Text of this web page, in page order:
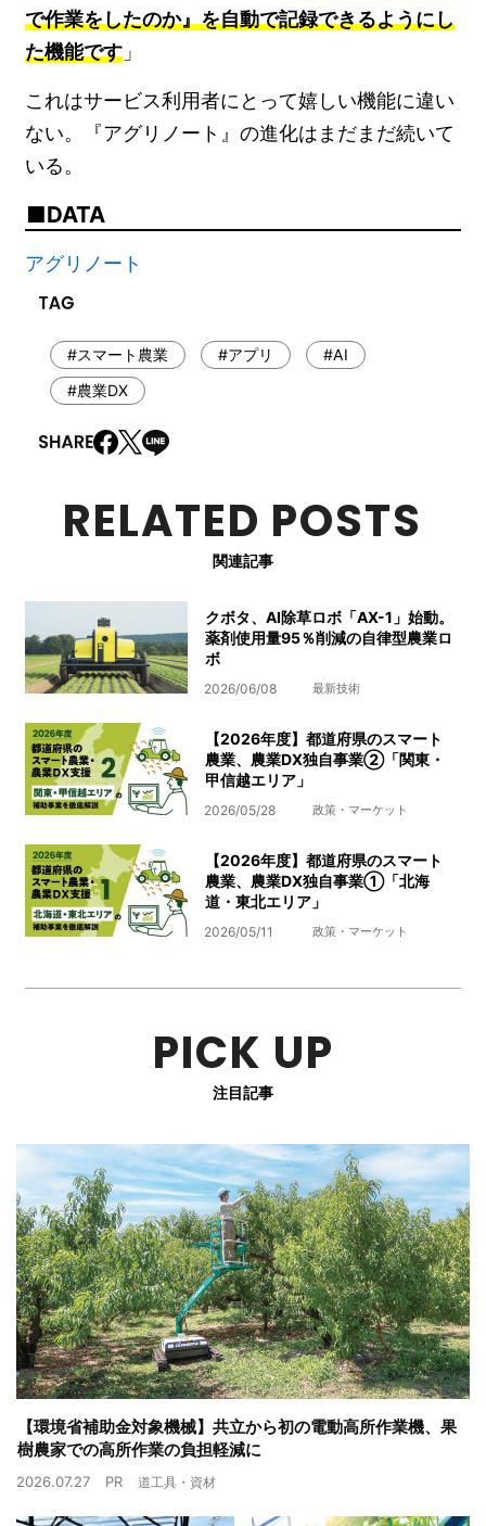
で作業をしたのか』を自動で記録できるようにし
た機能です 」
これはサービス利用者にとって嬉しい機能に違い
ない。『アグリノート』の進化はまだまだ続いて
いる。
DATA
アグリノート
#スマート農業 #アプリ
#AI
#農業DX
RELATED POSTS
関連記事
クボタ、AI除草ロボ「AX-1」始動。
薬剤使用量95％削減の自律型農業ロ
ボ
2026/06/08 最新技術
【2026年度】都道府県のスマート
農業、農業DX独自事業➁「関東・
甲信越エリア」
2026/05/28 政策・マーケット
【2026年度】都道府県のスマート
農業、農業DX独自事業➀「北海
道・東北エリア」
2026/05/11 政策・マーケット
PICK UP
注目記事
【環境省補助金対象機械】共立から初の電動高所作業機、果
樹農家での高所作業の負担軽減に
2026.07.27 PR 道工具・資材